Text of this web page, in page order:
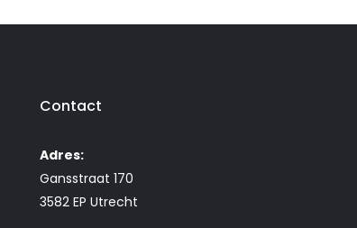
Contact
Adres:
Gansstraat 170
3582 EP Utrecht